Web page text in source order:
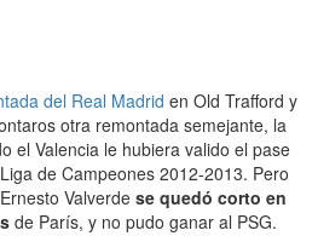
del Real Madrid en Old Trafford y
otra remontada semejante, la
el Valencia le hubiera valido el pase
de Campeones 2012-2013. Pero
Valverde se quedó corto en
de París, y no pudo ganar al PSG.